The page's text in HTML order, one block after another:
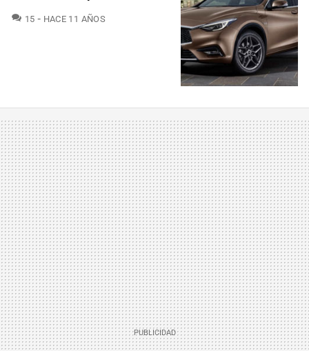
15 COMENTARIOS
HACE 11 AÑOS